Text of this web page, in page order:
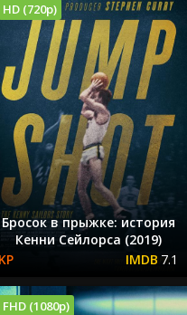
HD (720p)
Бросок в прыжке: история
Кенни Сейлорса (2019)
7.1
FHD (1080p)